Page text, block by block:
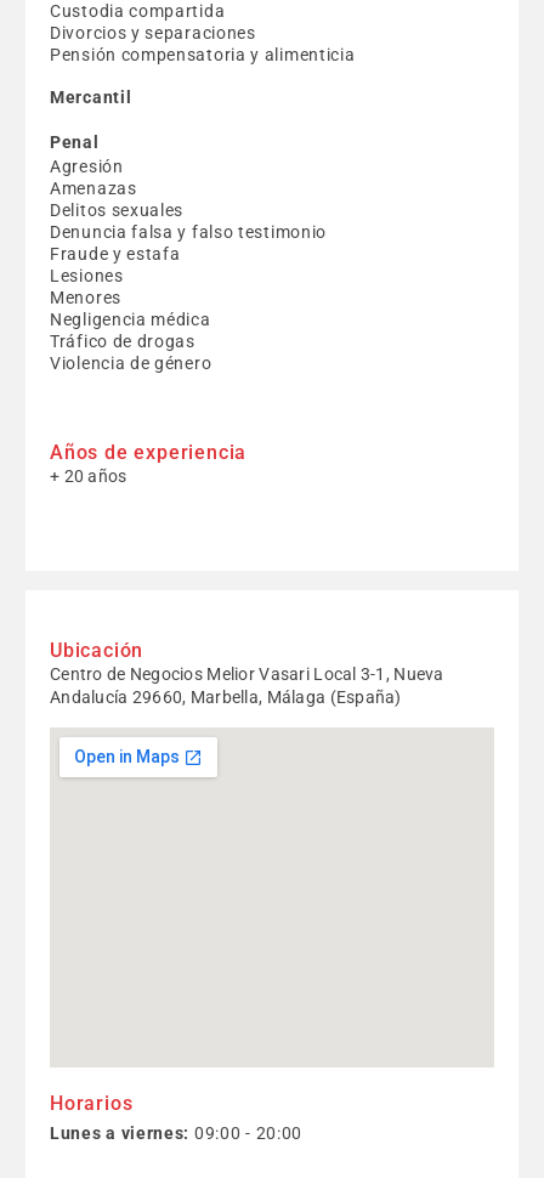
Custodia compartida
Divorcios y separaciones
Pensión compensatoria y alimenticia
Mercantil
Penal
Agresión
Amenazas
Delitos sexuales
Denuncia falsa y falso testimonio
Fraude y estafa
Lesiones
Menores
Negligencia médica
Tráfico de drogas
Violencia de género
Años de experiencia
+ 20 años
Ubicación
Centro de Negocios Melior Vasari Local 3-1, Nueva
Andalucía 29660, Marbella, Málaga (España)
Horarios
Lunes a viernes: 09:00 - 20:00